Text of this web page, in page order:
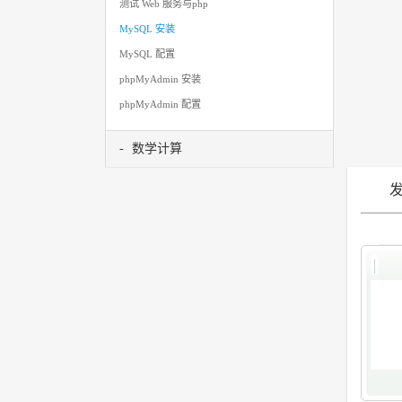
测试 Web 服务与php
MySQL 安装
MySQL 配置
phpMyAdmin 安装
phpMyAdmin 配置
数学计算